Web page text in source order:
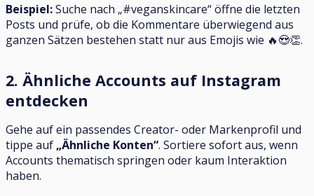
Beispiel:Suche nach „#veganskincare“ öffne die letzten
Posts und prüfe, ob die Kommentare überwiegend aus
ganzen Sätzen bestehen statt nur aus Emojis wie 🔥😍👏.
2. Ähnliche Accounts auf Instagram
entdecken
Gehe auf ein passendes Creator- oder Markenprofil und
tippe auf „Ähnliche Konten“. Sortiere sofort aus, wenn
Accounts thematisch springen oder kaum Interaktion
haben.